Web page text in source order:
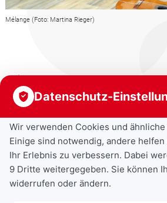
Mélange (Foto: Martina Rieger)
Datenschutz-
Wir verwenden Cookies und
Einige sind notwendig, andere
Ihr Erlebnis zu verbessern. Dabei
9 Dritte weitergegeben. Sie können
widerrufen oder ändern.